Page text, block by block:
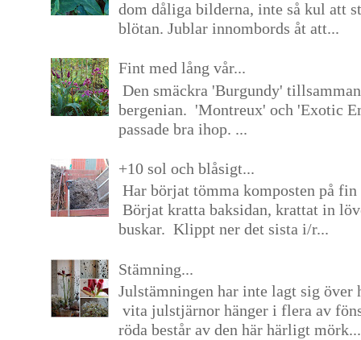
dom dåliga bilderna, inte så kul att
blötan. Jublar innombords åt att...
Fint med lång vår...
Den smäckra 'Burgundy'
bergenian. 'Montreux' och 'Exotic
passade bra ihop. ...
+10 sol och blåsigt...
Har börjat tömma komposten på
Börjat kratta baksidan, krattat in
buskar. Klippt ner det sista i/r...
Stämning...
Julstämningen har inte lagt sig över
vita julstjärnor hänger i flera av
röda består av den här härligt mörk...